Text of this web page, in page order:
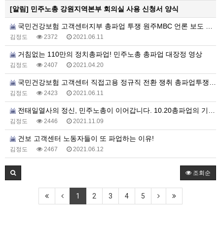
[알림] 민주노총 강원지역본부 회의실 사용 신청서 양식
국민건강보험 고객센터지부 총파업 투쟁 원주MBC 언론 보도 영상
김정도 2372 2021.06.11
거침없는 110만의 정치총파업! 민주노총 총파업 대장정 영상
김정도 2407 2021.04.20
국민건강보험 고객센터 직접고용 정규직 전환 쟁취 총파업투쟁 1일차 갈무리 영상
김정도 2423 2021.06.11
전태일열사의 정신, 민주노총이 이어갑니다. 10.20총파업의 기세를 11.13전국노동자대회로!
김정도 2446 2021.11.09
건보 고객센터 노동자들이 또 파업하는 이유!
김정도 2467 2021.06.12
조회순
1 2 3 4 5